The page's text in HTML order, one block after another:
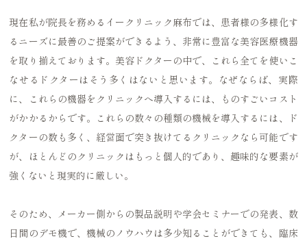
現在私が院長を務めるイークリニック麻布では、患者様の多様化す
るニーズに最善のご提案ができるよう、非常に豊富な美容医療機器
を取り揃えております。美容ドクターの中で、これら全てを使いこ
なせるドクターはそう多くはないと思います。なぜならば、実際
に、これらの機器をクリニックへ導入するには、ものすごいコスト
がかかるからです。これらの数々の種類の機械を導入するには、ド
クターの数も多く、経営面で突き抜けてるクリニックなら可能です
が、ほとんどのクリニックはもっと個人的であり、趣味的な要素が
強くないと現実的に厳しい。
そのため、メーカー側からの製品説明や学会セミナーでの発表、数
日間のデモ機で、機械のノウハウは多少知ることができても、臨床